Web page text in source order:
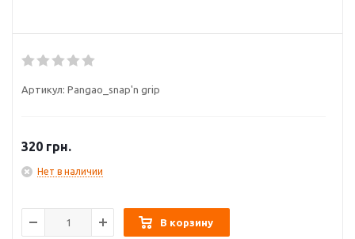
Артикул: Pangao_snap'n grip
320 грн.
Нет в наличии
В корзину